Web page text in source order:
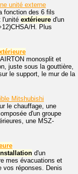
unité externe
fonction des 6 fils
l'unité extérieure d'un
H. Plus
monosplit et
juste sous la gouttière,
le support, le mur de la
Mitshubishi
le chauffage, une
d'un groupe
une MSZ-
d'un
mes évacuations et
vos réponses. Denis